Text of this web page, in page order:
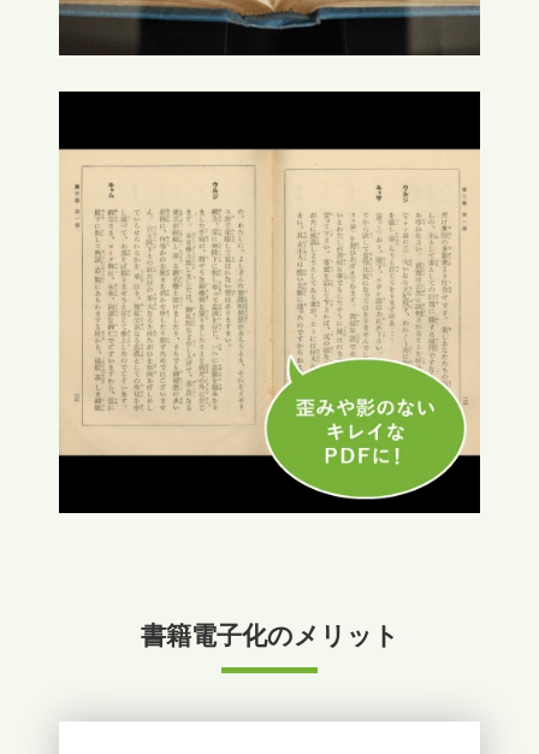
書籍電子化のメリット